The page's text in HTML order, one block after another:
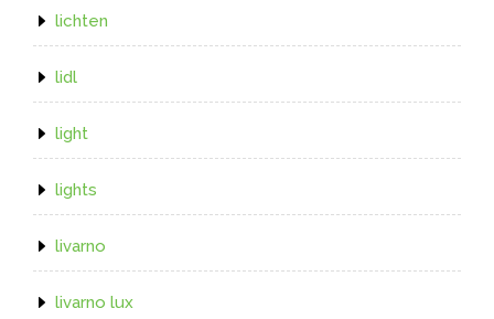
lichten
lidl
light
lights
livarno
livarno lux